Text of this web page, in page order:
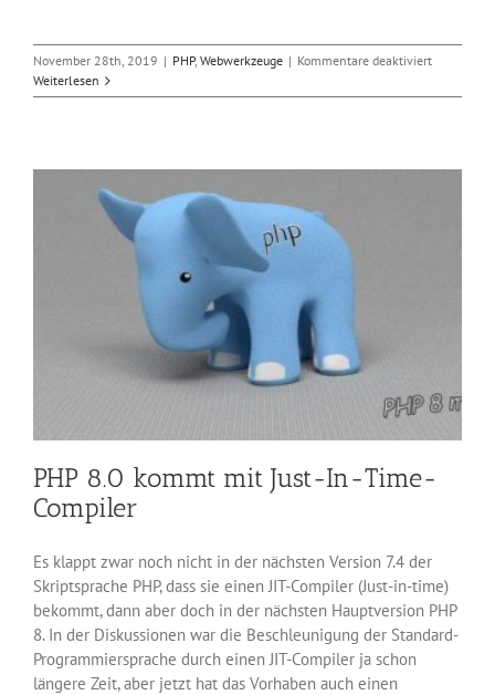
November 28th, 2019 | PHP, Webwerkzeuge | Kommentare deaktiviertfür
erscheint
Weiterlesen
PHP 8.0 kommt mit Just-In-Time-
Compiler
Es klappt zwar noch nicht in der nächsten Version 7.4 der
Skriptsprache PHP, dass sie einen JIT-Compiler (Just-in-time)
bekommt, dann aber doch in der nächsten Hauptversion PHP
8. In der Diskussionen war die Beschleunigung der Standard-
Programmiersprache durch einen JIT-Compiler ja schon
längere Zeit, aber jetzt hat das Vorhaben auch einen